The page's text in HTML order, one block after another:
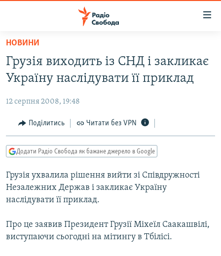
Перейти
основного
матеріалу
Перейти
до
навігації
Перейти
до
ВСЕ ЗА ДОБУ
СТАТТІ
ПОЛІТИКА
ЕКОНОМІКА
КУЛЬТУРА
СПОРТ
УКРАЇНА
ВІЙНА
РОСІЙСЬКА «ФІЛЬТРАЦІЯ»
КРИМ.РЕАЛІЇ
ТИ ЯК?
СХЕМИ
КИТАЙ.ВИКЛИКИ
НОВИНИ
Грузія виходить із СНД і закликає
Україну наслідувати її приклад
12 серпня 2008, 19:48
Поділитись Читати без VPN
Додати Радіо Свобода як бажане джерело в Google
Грузія ухвалила рішення вийти зі Співдружності
Незалежних Держав і закликає Україну
наслідувати її приклад.
Про це заявив Президент Грузії Міхеїл Саакашвілі,
виступаючи сьогодні на мітингу в Тбілісі.